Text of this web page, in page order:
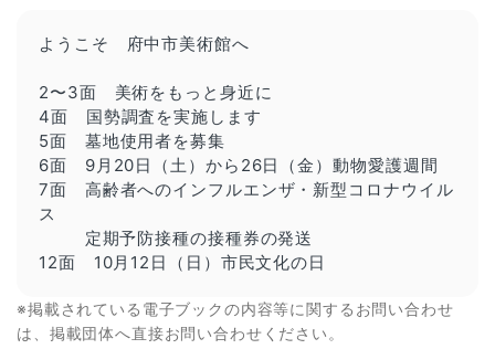
ようこそ 府中市美術館へ
2〜3面 美術をもっと身近に
4面 国勢調査を実施します
5面 墓地使用者を募集
6面 9月20日（土）から26日（金）動物愛護週間
7面 高齢者へのインフルエンザ・新型コロナウイル
ス
定期予防接種の接種券の発送
12面 10月12日（日）市民文化の日
※掲載されている電子ブックの内容等に関するお問い合わせ
は、掲載団体へ直接お問い合わせください。